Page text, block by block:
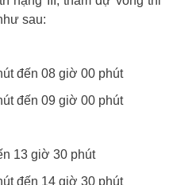
sau:
08 giờ 00 phút
09 giờ 00 phút
giờ 30 phút
14 giờ 30 phút